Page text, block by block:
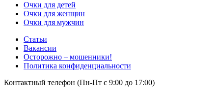
Очки для детей
Очки для женщин
Очки для мужчин
Статьи
Вакансии
Осторожно – мошенники!
Политика конфиденциальности
Контактный телефон (Пн-Пт с 9:00 до 17:00)